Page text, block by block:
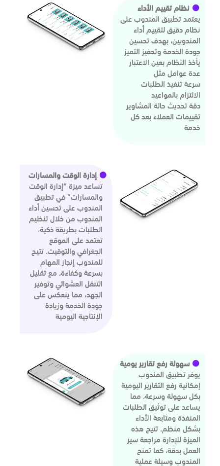
نظام تقييم الأداء
يعتمد تطبيق المندوب على
نظام دقيق لتقييم أداء
المندوبين، بهدف تحسين
جودة الخدمة وتحفيز التميز
يأخذ النظام بعين الاعتبار
عدة عوامل مثل
سرعة تنفيذ الطلبات
الالتزام بالمواعيد
دقة تحديث حالة المشاوير
تقييمات العملاء بعد كل
خدمة
إدارة الوقت والمسارات
تساعد ميزة “إدارة الوقت
والمسارات” في تطبيق
المندوب على تحسين أداء
المندوب من خلال تنظيم
الطلبات بطريقة ذكية،
تعتمد على الموقع
الجغرافي والتوقيت. تتيح
للمندوب إنجاز المهام
بسرعة وكفاءة، مع تقليل
التنقل العشوائي وتوفير
الجهد، مما ينعكس على
جودة الخدمة وزيادة
الإنتاجية اليومية
سهولة رفع تقارير يومية
يوفر تطبيق المندوب
إمكانية رفع التقارير اليومية
بكل سهولة وسرعة، مما
يساعد على توثيق الطلبات
المنفذة ومتابعة الأداء
بشكل منظم. تتيح هذه
الميزة للإدارة مراجعة سير
العمل بدقة، كما تمنح
المندوب وسيلة عملية